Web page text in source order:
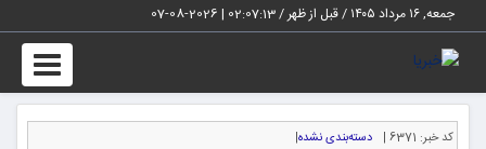
جمعه, ۱۶ مرداد ۱۴۰۵ / قبل از ظهر / 02:07:13
|
2026-08-07
کد خبر: 6371 | دسته‌بندی نشده|